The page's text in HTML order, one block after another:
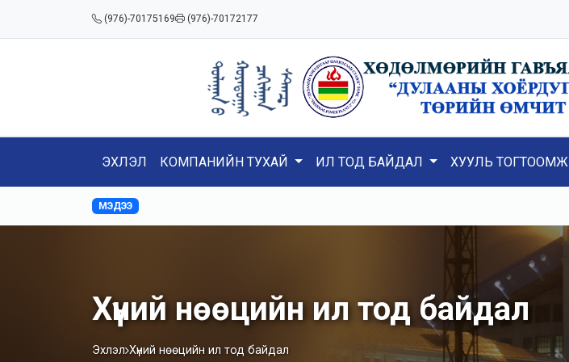
(976)-70175169 (976)-70172177
ЭХЛЭЛ КОМПАНИЙН ТУХАЙ ИЛ ТОД БАЙДАЛ ХУУЛЬ ТОГТООМЖ
МЭДЭЭ
Хүний нөөцийн ил тод байдал
Эхлэл Хүний нөөцийн ил тод байдал